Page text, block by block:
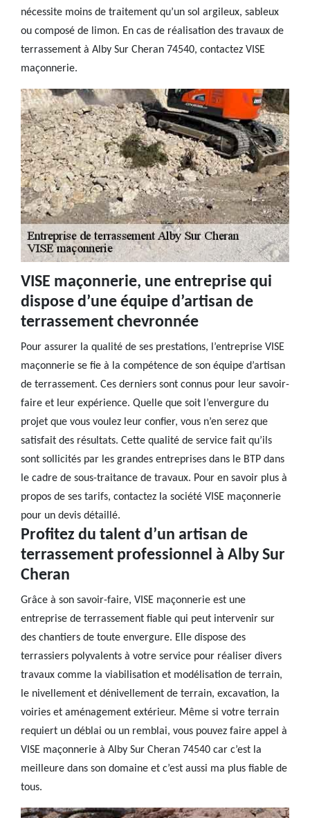
nécessite moins de traitement qu’un sol argileux, sableux
ou composé de limon. En cas de réalisation des travaux de
terrassement à Alby Sur Cheran 74540, contactez VISE
maçonnerie.
VISE maçonnerie, une entreprise qui
dispose d’une équipe d’artisan de
terrassement chevronnée
Pour assurer la qualité de ses prestations, l’entreprise VISE
maçonnerie se fie à la compétence de son équipe d’artisan
de terrassement. Ces derniers sont connus pour leur savoir-
faire et leur expérience. Quelle que soit l’envergure du
projet que vous voulez leur confier, vous n’en serez que
satisfait des résultats. Cette qualité de service fait qu’ils
sont sollicités par les grandes entreprises dans le BTP dans
le cadre de sous-traitance de travaux. Pour en savoir plus à
propos de ses tarifs, contactez la société VISE maçonnerie
pour un devis détaillé.
Profitez du talent d’un artisan de
terrassement professionnel à Alby Sur
Cheran
Grâce à son savoir-faire, VISE maçonnerie est une
entreprise de terrassement fiable qui peut intervenir sur
des chantiers de toute envergure. Elle dispose des
terrassiers polyvalents à votre service pour réaliser divers
travaux comme la viabilisation et modélisation de terrain,
le nivellement et dénivellement de terrain, excavation, la
voiries et aménagement extérieur. Même si votre terrain
requiert un déblai ou un remblai, vous pouvez faire appel à
VISE maçonnerie à Alby Sur Cheran 74540 car c’est la
meilleure dans son domaine et c’est aussi ma plus fiable de
tous.